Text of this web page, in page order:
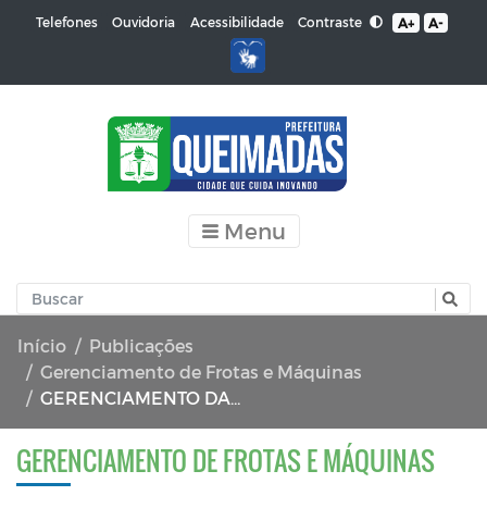
Telefones Ouvidoria Acessibilidade Contraste A+ A-
Menu
Início
Publicações
Gerenciamento de Frotas e Máquinas
GERENCIAMENTO DA FROTA DE VEÍCULOS 03/2019
GERENCIAMENTO DE FROTAS E MÁQUINAS